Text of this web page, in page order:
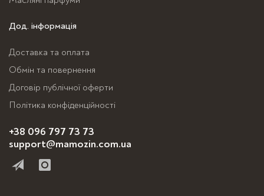
Дод. інформація
Доставка та оплата
Обмін та повернення
Договір публічної оферти
Політика конфіденційності
+38 096 797 73 73
support@mamozin.com.ua